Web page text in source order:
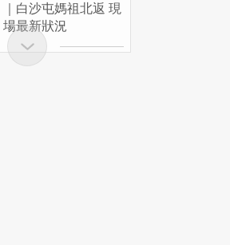
｜白沙屯媽祖北返 現
場最新狀況